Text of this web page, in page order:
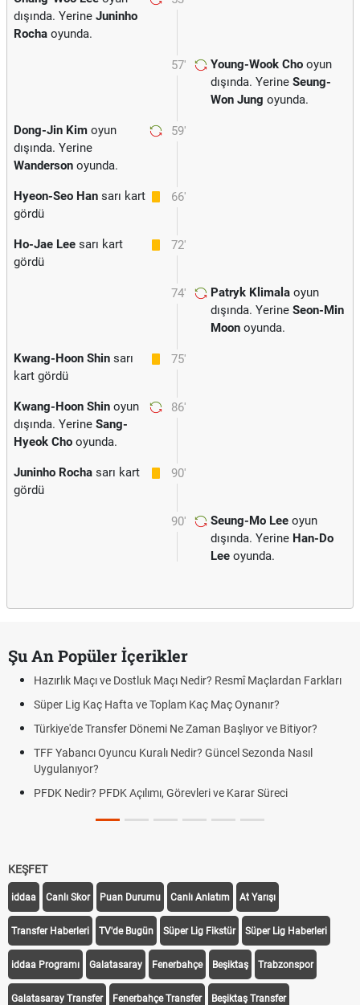
dışında. Yerine Juninho
Rocha oyunda.
57' Young-Wook Cho oyun
dışında. Yerine Seung-
Won Jung oyunda.
59'
Dong-Jin Kim oyun
dışında. Yerine
Wanderson oyunda.
66'
Hyeon-Seo Han sarı kart
gördü
72'
Ho-Jae Lee sarı kart
gördü
74' Patryk Klimala oyun
dışında. Yerine Seon-Min
Moon oyunda.
75'
Kwang-Hoon Shin sarı
kart gördü
86'
Kwang-Hoon Shin oyun
dışında. Yerine Sang-
Hyeok Cho oyunda.
90'
Juninho Rocha sarı kart
gördü
90' Seung-Mo Lee oyun
dışında. Yerine Han-Do
Lee oyunda.
Şu An Popüler İçerikler
Hazırlık Maçı ve Dostluk Maçı Nedir? Resmî Maçlardan Farkları
Süper Lig Kaç Hafta ve Toplam Kaç Maç Oynanır?
Türkiye'de Transfer Dönemi Ne Zaman Başlıyor ve Bitiyor?
TFF Yabancı Oyuncu Kuralı Nedir? Güncel Sezonda Nasıl
Uygulanıyor?
PFDK Nedir? PFDK Açılımı, Görevleri ve Karar Süreci
KEŞFET
iddaa Canlı Skor Puan Durumu Canlı Anlatım At Yarışı
Transfer Haberleri TV'de Bugün Süper Lig Fikstür Süper Lig Haberleri
iddaa Programı Galatasaray Fenerbahçe Beşiktaş Trabzonspor
Galatasaray Transfer Fenerbahçe Transfer Beşiktaş Transfer